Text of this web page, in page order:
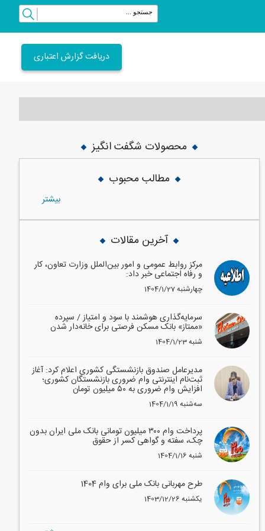
دریافت گزارش اعتباری
محصولات شگفت انگیز
مطالب محبوب
بيشتر
آخرین مقالات
مرکز روابط عمومی و امور بین‌الملل وزارت تعاون، کار
و رفاه اجتماعی خبر داد:
1404/1/27 چهارشنبه
سرمایه‌گذاری هوشمند با سود و امتیاز / سپرده
«ممتاز» بانک مسکن فرصتی برای خانه‌دار شدن
1404/1/23 شنبه
مدیرعامل صندوق بازنشستگی کشوری اعلام کرد: آغاز
ثبت‌نام اینترنتی وام ضروری بازنشستگان کشوری؛
افزایش وام ضروری به ۵۰ میلیون تومان
1404/1/19 سه‌شنبه
پرداخت وام ۳۰۰ میلیون تومانی بانک ملی ایران بدون
چک، سفته و گواهی کسر از حقوق
1404/1/16 شنبه
طرح مهربانی بانک ملی برای وام 1404
1403/12/26 یکشنبه